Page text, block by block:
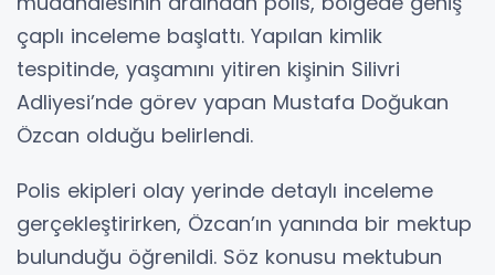
çaplı inceleme başlattı. Yapılan kimlik
tespitinde, yaşamını yitiren kişinin Silivri
Adliyesi’nde görev yapan Mustafa Doğukan
Özcan olduğu belirlendi.
Polis ekipleri olay yerinde detaylı inceleme
gerçekleştirirken, Özcan’ın yanında bir mektup
bulunduğu öğrenildi. Söz konusu mektubun